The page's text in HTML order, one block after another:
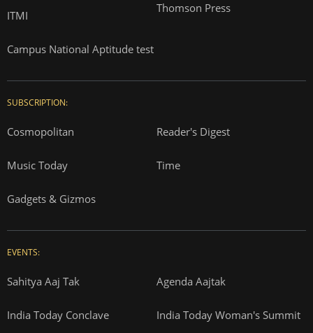
ITMI
Campus National Aptitude test
Thomson Press
SUBSCRIPTION:
Cosmopolitan Reader's Digest
Music Today Time
Gadgets & Gizmos
EVENTS:
Sahitya Aaj Tak Agenda Aajtak
India Today Conclave India Today Woman's Summit